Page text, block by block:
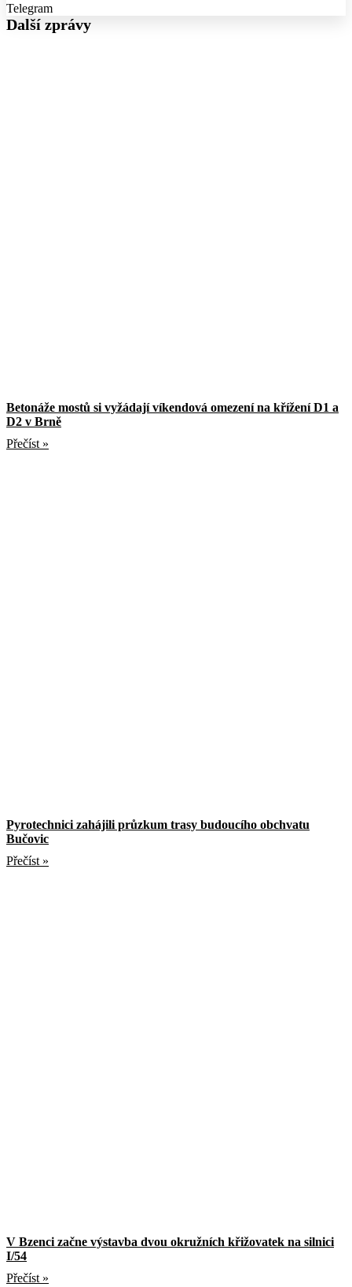
Telegram
Další zprávy
Betonáže mostů si vyžádají víkendová omezení na křížení D1 a
D2 v Brně
Přečíst »
Pyrotechnici zahájili průzkum trasy budoucího obchvatu
Bučovic
Přečíst »
V Bzenci začne výstavba dvou okružních křižovatek na silnici
I/54
Přečíst »